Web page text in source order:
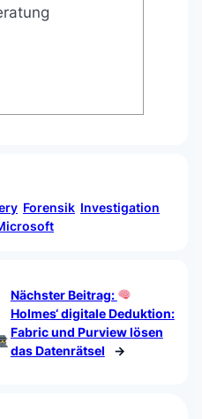
Forensik Investigation
Nächster Beitrag:
Holmes‘ digitale Deduktion:
Fabric und Purview lösen
das Datenrätsel
→